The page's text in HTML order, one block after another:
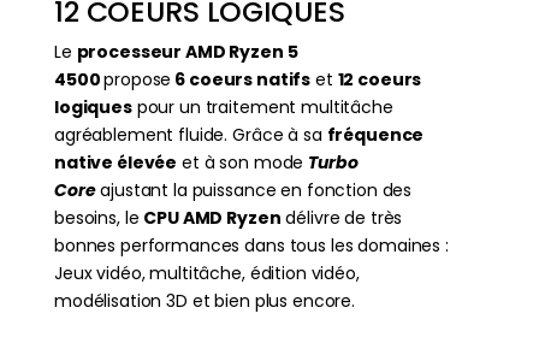
12 COEURS LOGIQUES
Le processeur AMD Ryzen 5
4500propose 6 coeurs natifs et 12 coeurs
logiquespour un traitement multitâche
agréablement fluide. Grâce à sa fréquence
native élevée et à son mode Turbo
Coreajustant la puissance en fonction des
besoins, le CPU AMD Ryzen délivre de très
bonnes performances dans tous les domaines :
Jeux vidéo, multitâche, édition vidéo,
modélisation 3D et bien plus encore.